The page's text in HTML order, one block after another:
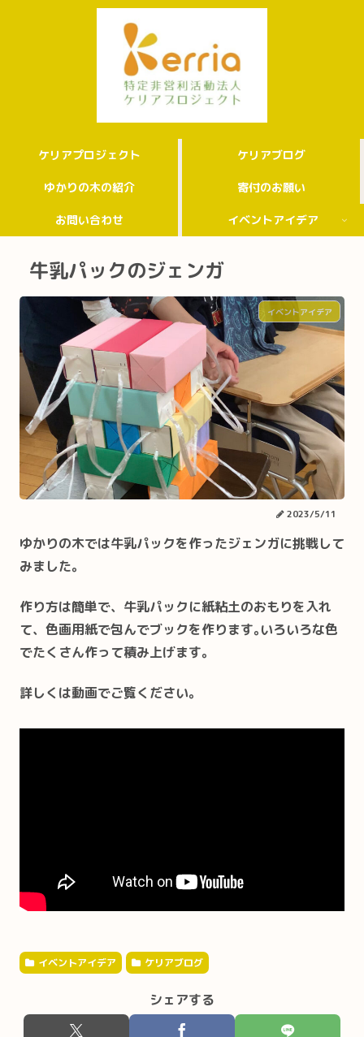
ケリアプロジェクト ケリアブログ
ゆかりの木の紹介 寄付のお願い
お問い合わせ イベントアイデア
牛乳パックのジェンガ
イベントアイデア
2023/5/11
ゆかりの木では牛乳パックを作ったジェンガに挑戦して
みました。
作り方は簡単で、牛乳パックに紙粘土のおもりを入れ
て、色画用紙で包んでブックを作ります｡いろいろな色
でたくさん作って積み上げます。
詳しくは動画でご覧ください。
イベントアイデア ケリアブログ
シェアする